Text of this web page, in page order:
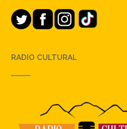
RADIO CULTURAL